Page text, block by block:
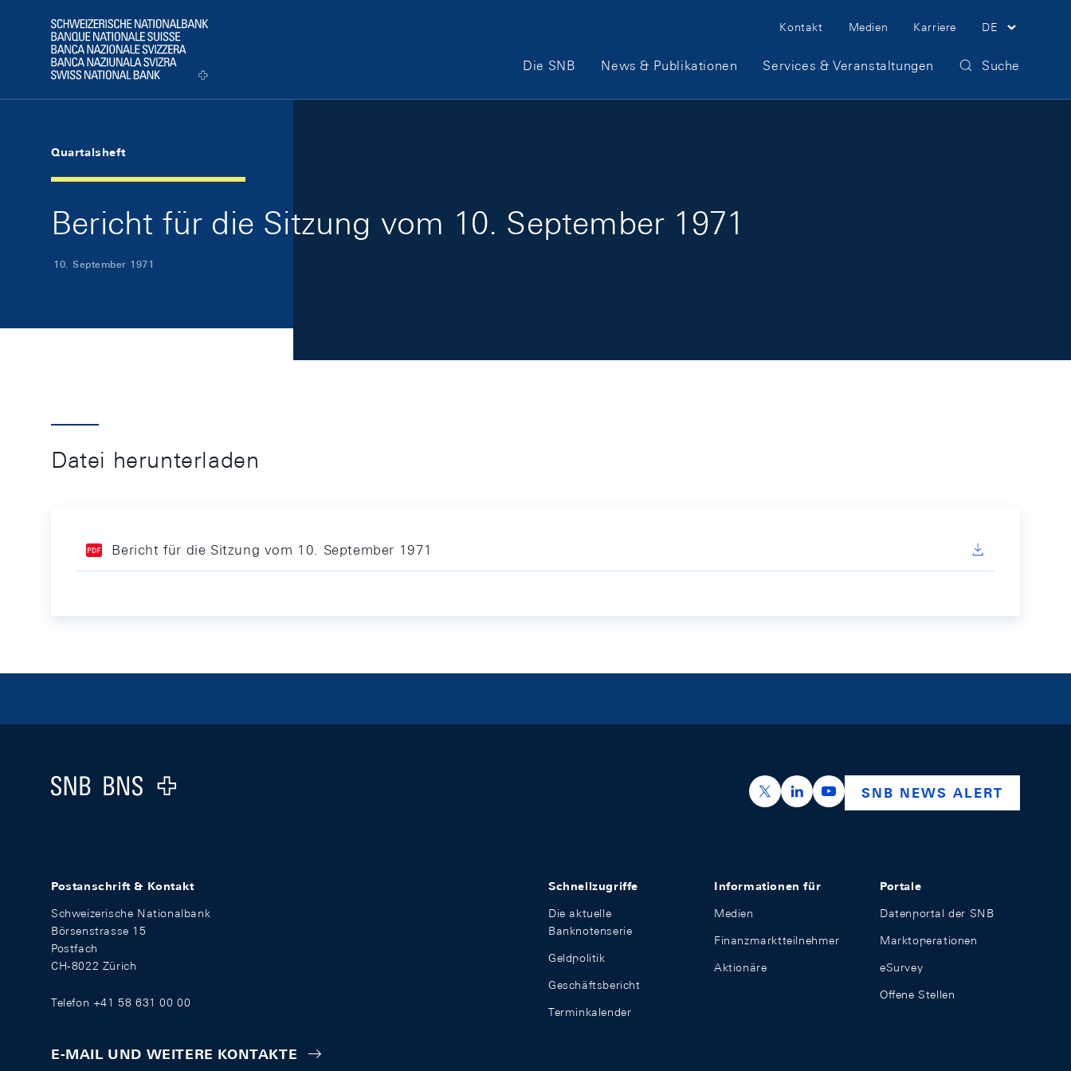
Logo
Meta Navigation
Kontakt Medien Karriere DE
Hauptnavigation
Die SNB News & Publikationen Services & Veranstaltungen Suche
Quartalsheft
Bericht für die Sitzung vom 10. September 1971
10. September 1971
Datei herunterladen
Bericht für die Sitzung vom 10. September 1971
Logo
https://x.com/snb_bns
https://ch.linkedin.com/company/swiss-
https://www.youtube.com/
SNB NEWS ALERT
Postanschrift & Kontakt
Schweizerische Nationalbank
Börsenstrasse 15
Postfach
CH-8022 Zürich
Telefon +41 58 631 00 00
E-MAIL UND WEITERE KONTAKTE
Schnellzugriffe
Die aktuelle
Banknotenserie
Geldpolitik
Geschäftsbericht
Terminkalender
Informationen für
Medien
Finanzmarktteilnehmer
Aktionäre
Portale
Datenportal der SNB
Marktoperationen
eSurvey
Offene Stellen